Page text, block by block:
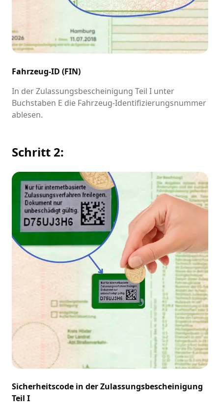
Fahrzeug-ID (FIN)
In der Zulassungsbescheinigung Teil I unter
Buchstaben E die Fahrzeug-Identifizierungsnummer
ablesen.
Schritt 2:
Sicherheitscode in der Zulassungsbescheinigung
Teil I